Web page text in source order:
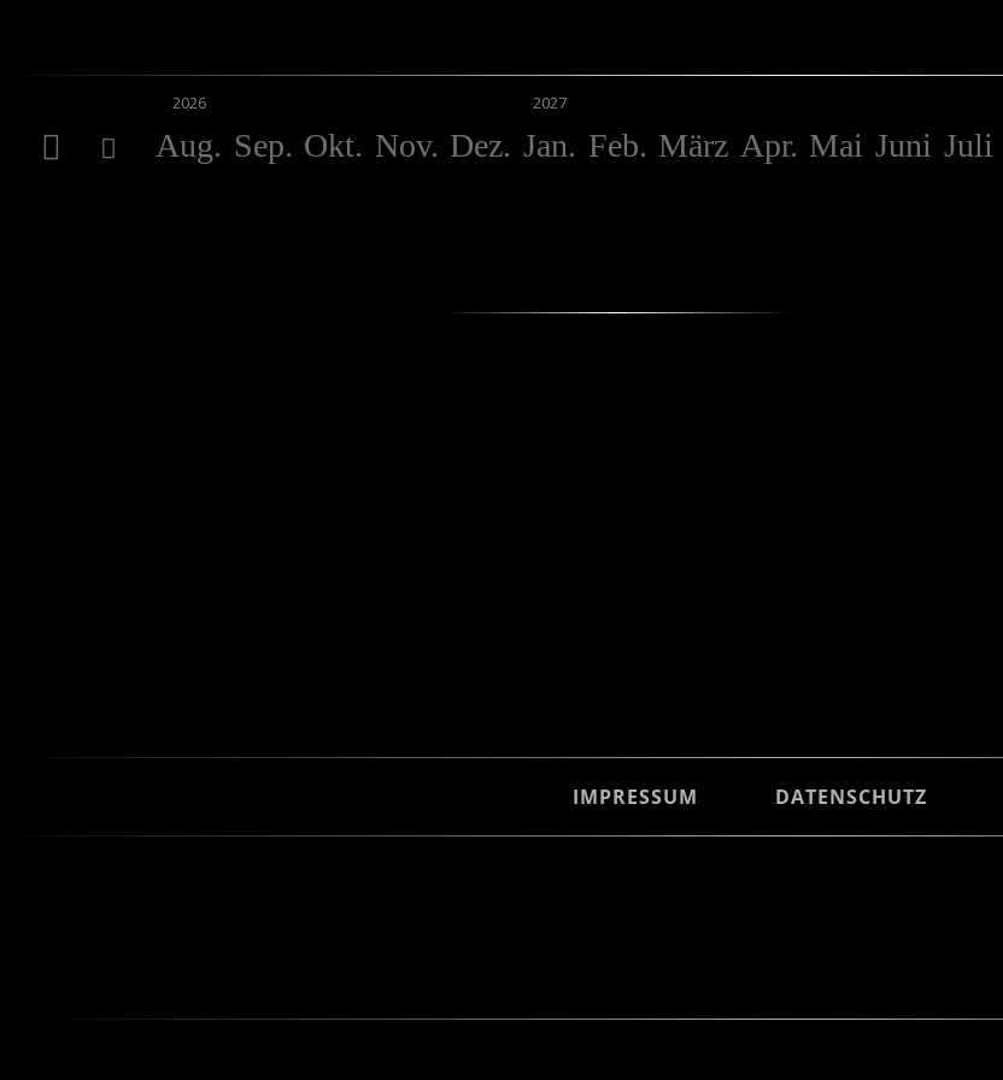
2026
Aug. Sep. Okt. Nov. Dez.
2027
Jan. Feb. März Apr. Mai Juni Juli
IMPRESSUM DATENSCHUTZ